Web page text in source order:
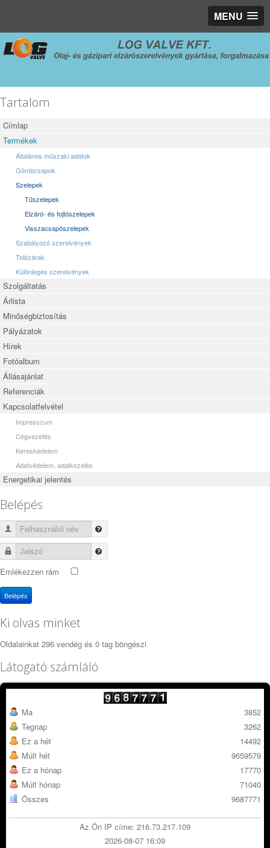
MENU
Tartalom
Címlap
Termékek
Általános műszaki adatok
Gömbcsapok
Szelepek
Tűszelepek
Elzáró- és fojtószelepek
Visszacsapószelepek
Szabályozó szerelvények
Tolózárak
Különleges szerelvények
Szolgáltatás
Árlista
Minőségbiztosítás
Pályázatok
Hírek
Fotóalbum
Állásajánlat
Referenciák
Kapcsolatfelvétel
Impresszum
Cégvezetés
Kereskedelem
Adatvédelem, adatkezelés
Energetikai jelentés
Belépés
Felhasználói név
Jelszó
Emlékezzen rám
Belépés
Ki olvas minket
Oldalainkat 296 vendég és 0 tag böngészi
Látogató számláló
Ma
Tegnap
Ez a hét
Múlt hét
Ez a hónap
Múlt hónap
Összes
3852
3262
14492
9659579
17770
71040
9687771
Az Ön IP címe: 216.73.217.109
2026-08-07 16:09